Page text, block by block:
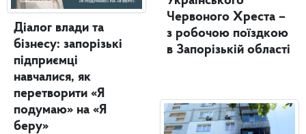
Діалог влади та
бізнесу: запорізькі
підприємці
навчалися, як
перетворити «Я
подумаю» на «Я
беру»
Червоного Хреста –
з робочою поїздкою
в Запорізькій області